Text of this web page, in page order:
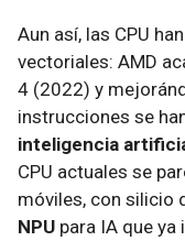
Aun así, las CPU
vectoriales: AMD
4 (2022) y
instrucciones se
inteligencia
CPU actuales se
móviles, con silicio
NPU para IA que